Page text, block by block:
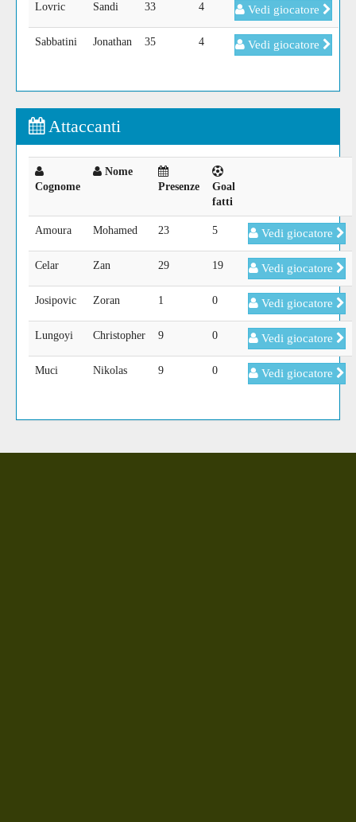
Lovric Sandi 33 4 Vedi giocatore
Sabbatini Jonathan 35 4 Vedi giocatore
Attaccanti
Cognome
Nome
Presenze
Goal
fatti
Amoura Mohamed 23 5 Vedi giocatore
Celar Zan 29 19 Vedi giocatore
Josipovic Zoran 1 0 Vedi giocatore
Lungoyi Christopher 9 0 Vedi giocatore
Muci Nikolas 9 0 Vedi giocatore